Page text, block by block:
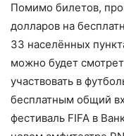
Помимо билетов,
долларов на
33 населённых
можно будет
участвовать в
бесплатным общий
фестиваль FIFA в